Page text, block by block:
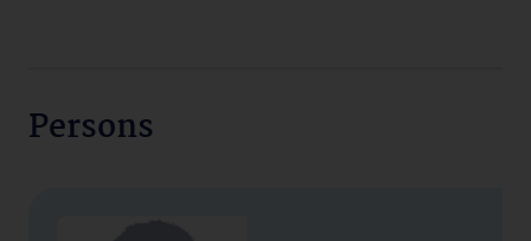
Persons